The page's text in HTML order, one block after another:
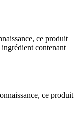
ce produit
ingrédient contenant
ce produit